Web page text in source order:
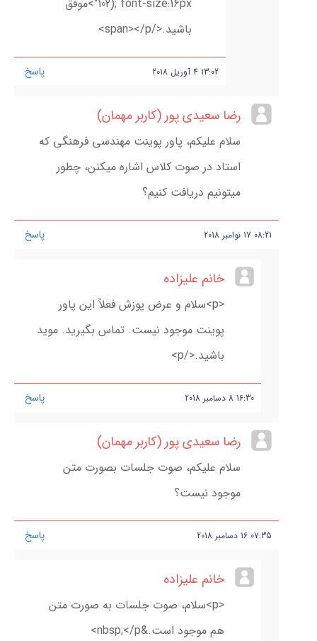
102); font-size:16px">موفق
باشید.</span></p>
پاسخ 13:02
4 آوریل 2018
رضا سعیدی پور (کاربر مهمان)
سلام علیکم، پاور پوینت مهندسی فرهنگی که
استاد در صوت کلاس اشاره میکنن، چطور
میتونیم دریافت کنیم؟
پاسخ 08:21
17 نوامبر 2018
خانم علیزاده
<p>سلام و عرض پوزش فعلاً این پاور
پوینت موجود نیست. تماس بگیرید. موید
باشید.</p>
پاسخ 16:30
8 دسامبر 2018
رضا سعیدی پور (کاربر مهمان)
سلام علیکم، صوت جلسات بصورت متن
موجود نیست؟
پاسخ 07:35
16 دسامبر 2018
خانم علیزاده
<p>سلام، صوت جلسات به صورت متن
هم موجود است.&nbsp;</p>